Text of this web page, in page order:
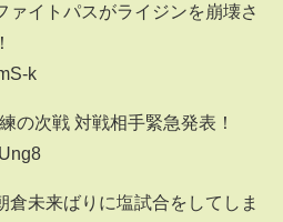
ァイトパスがライジンを崩壊さ
k
の次戦 対戦相手緊急発表！
倉未来ばりに塩試合をしてしま